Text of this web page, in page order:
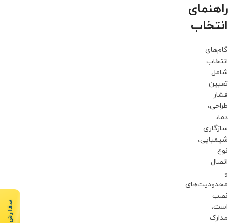
راهنمای
انتخاب
گام‌های
انتخاب
شامل
تعیین
فشار
طراحی،
دما،
سازگاری
شیمیایی،
نوع
اتصال
و
محدودیت‌های
نصب
است،
مدارک